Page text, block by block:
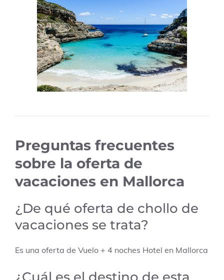
Preguntas frecuentes
sobre la oferta de
vacaciones en Mallorca
¿De qué oferta de chollo de
vacaciones se trata?
Es una oferta de Vuelo + 4 noches Hotel en Mallorca